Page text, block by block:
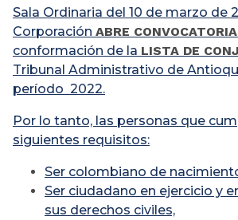
Sala Ordinaria del 10 de marzo de
Corporación ABRE
conformación de la LISTA DE
Tribunal Administrativo de
período 2022.
Por lo tanto, las personas que
siguientes requisitos:
Ser colombiano de
Ser ciudadano en ejercicio y
sus derechos civiles,